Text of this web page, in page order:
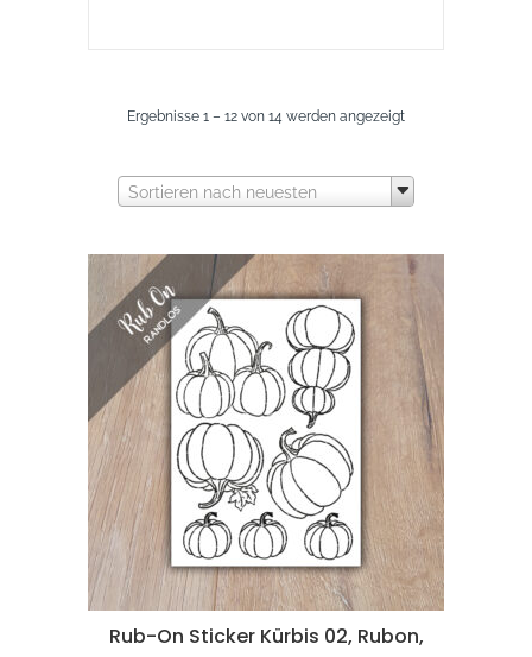
Ergebnisse 1 – 12 von 14 werden angezeigtNach
sortiert
Sortieren nach neuesten
Rub-On Sticker Kürbis 02, Rubon,